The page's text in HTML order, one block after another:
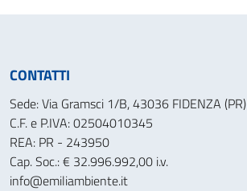
CONTATTI
Sede: Via Gramsci 1/B, 43036 FIDENZA (PR)
C.F. e P.IVA: 02504010345
REA: PR - 243950
Cap. Soc.: € 32.996.992,00 i.v.
info@emiliambiente.it